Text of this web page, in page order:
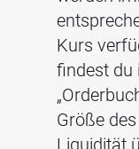
Kurs
findest du
Größe
Liquidität